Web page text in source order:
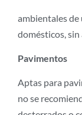
ambientales de
domésticos, sin
Pavimentos
Aptas para
no se